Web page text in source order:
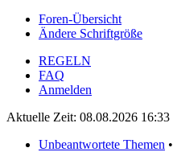
Foren-Übersicht
Ändere Schriftgröße
REGELN
FAQ
Anmelden
Aktuelle Zeit: 08.08.2026 16:33
Unbeantwortete Themen •